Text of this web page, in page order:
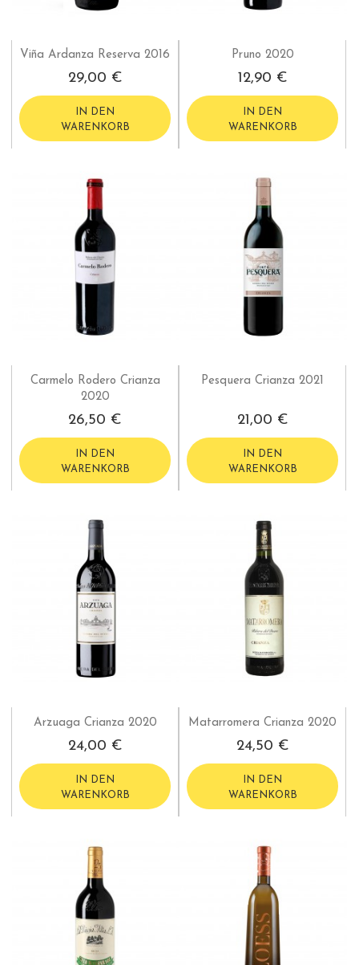
Viña Ardanza Reserva 2016
29,00 €
IN DEN
WARENKORB
Pruno 2020
12,90 €
IN DEN
WARENKORB
Carmelo Rodero Crianza
2020
26,50 €
IN DEN
WARENKORB
Pesquera Crianza 2021
21,00 €
IN DEN
WARENKORB
Arzuaga Crianza 2020
24,00 €
IN DEN
WARENKORB
Matarromera Crianza 2020
24,50 €
IN DEN
WARENKORB